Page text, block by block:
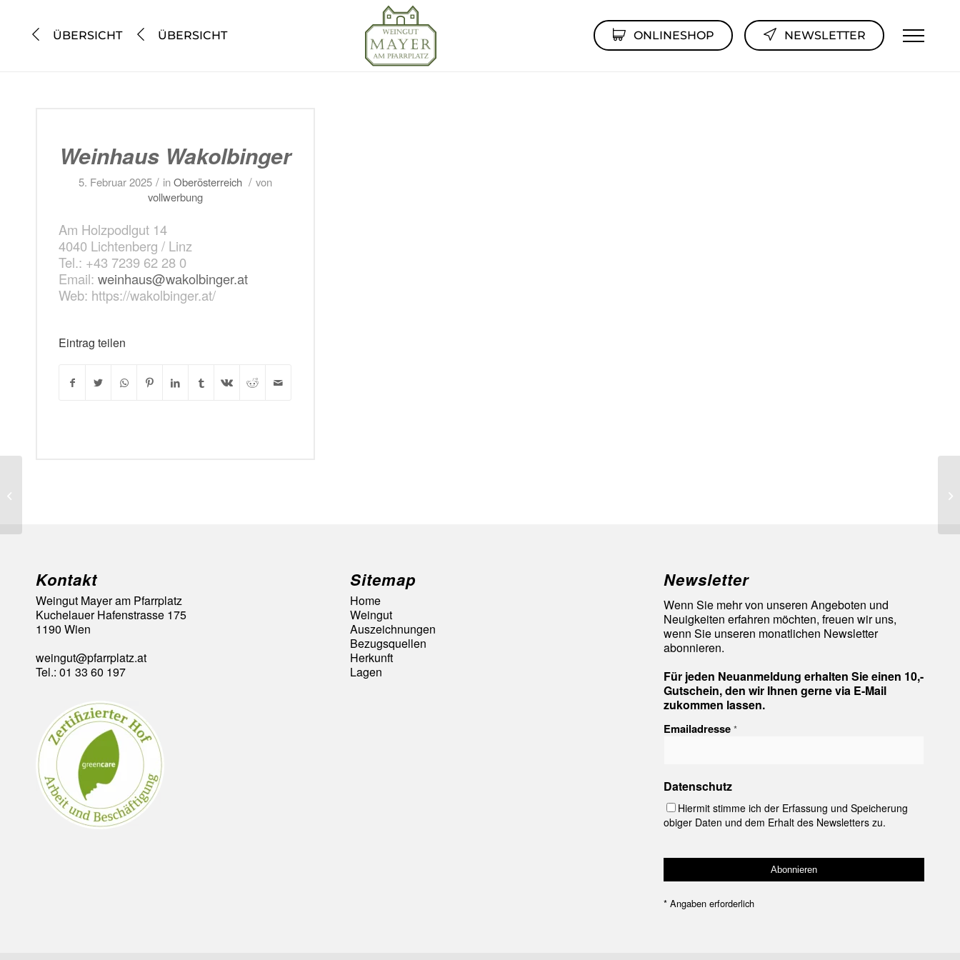
ÜBERSICHT ÜBERSICHT ONLINESHOP NEWSLETTER
Weinhaus Wakolbinger
5. Februar 2025 / inOberösterreich / von
vollwerbung
Am Holzpodlgut 14
4040 Lichtenberg / Linz
Tel.: +43 7239 62 28 0
Email: weinhaus@wakolbinger.at
Web: https://wakolbinger.at/
Eintrag teilen
Kontakt
Weingut Mayer am Pfarrplatz
Kuchelauer Hafenstrasse 175
1190 Wien
weingut@pfarrplatz.at
Tel.: 01 33 60 197
Sitemap
Home
Weingut
Auszeichnungen
Bezugsquellen
Herkunft
Lagen
Newsletter
Wenn Sie mehr von unseren Angeboten und
Neuigkeiten erfahren möchten, freuen wir uns,
wenn Sie unseren monatlichen Newsletter
abonnieren.
Für jeden Neuanmeldung erhalten Sie einen 10,-
Gutschein, den wir Ihnen gerne via E-Mail
zukommen lassen.
Emailadresse*
Datenschutz
Hiermit stimme ich der Erfassung und Speicherung
obiger Daten und dem Erhalt des Newsletters zu.
* Angaben erforderlich